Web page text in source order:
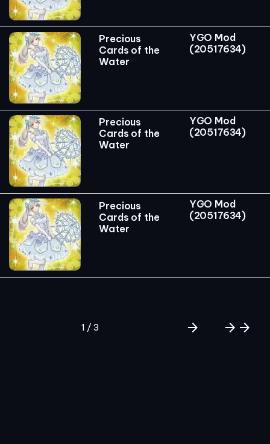
Precious
Cards of the
Water
YGO Mod
(20517634)
Precious
Cards of the
Water
YGO Mod
(20517634)
Precious
Cards of the
Water
YGO Mod
(20517634)
1 / 3 arrow_forward arrow_forward arrow_forward